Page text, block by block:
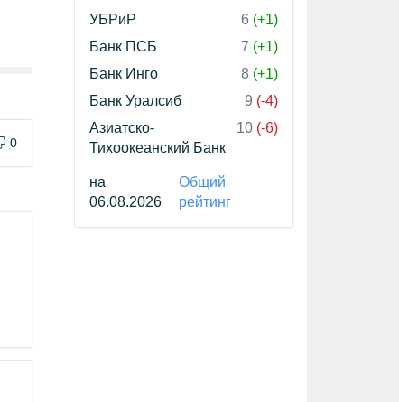
0
УБРиР
6 (+1)
Банк ПСБ
7 (+1)
Банк Инго
8 (+1)
Банк Уралсиб
9 (-4)
Азиатско-
Тихоокеанский Банк
10 (-6)
на
06.08.2026
Общий
рейтинг